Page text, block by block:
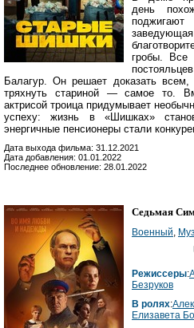
день
гробы. Все
Балагур. Он решает доказать
тряхнуть стариной — самое то.
актрисой троица придумывает
успеху: жизнь в «Шишках»
энергичные пенсионеры стали
Дата выхода фильма: 31.12.2021
Дата добавления: 01.01.2022
Последнее обновление: 28.01.2022
Седьмая
Военный,
Режиссеры:
Безруков
В ролях:
Елизавета